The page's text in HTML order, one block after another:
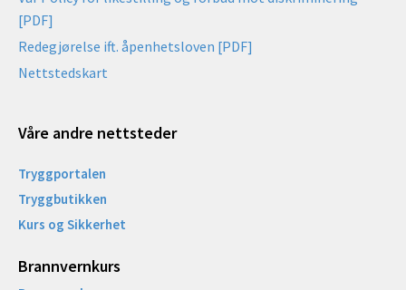
[PDF]
Redegjørelse ift. åpenhetsloven [PDF]
Nettstedskart
Våre andre nettsteder
Tryggportalen
Tryggbutikken
Kurs og Sikkerhet
Brannvernkurs